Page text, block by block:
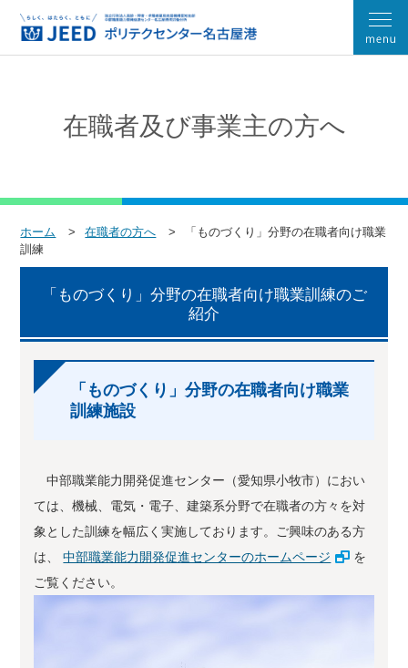
在職者及び事業主の方へ
ホーム 在職者の方へ
「ものづくり」分野の在職者向け職業
訓練
「ものづくり」分野の在職者向け職業訓練のご
紹介
「ものづくり」分野の在職者向け職業
訓練施設
中部職業能力開発促進センター（愛知県小牧市）におい
ては、機械、電気・電子、建築系分野で在職者の方々を対
象とした訓練を幅広く実施しております。ご興味のある方
は、
中部職業能力開発促進センターのホームページ
を
ご覧ください。